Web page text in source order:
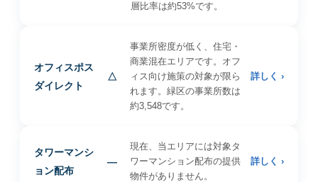
層比率は約53%です。
オフィスポス
ダイレクト
△
事業所密度が低く、住宅・
商業混在エリアです。オフ
ィス向け施策の対象が限ら
れます。緑区の事業所数は
約3,548です。
詳しく ›
タワーマンシ
ョン配布
—
現在、当エリアには対象タ
ワーマンション配布の提供
物件がありません。
詳しく ›